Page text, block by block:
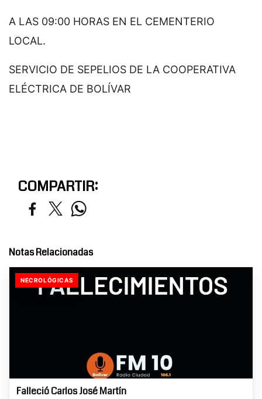
A LAS 09:00 HORAS EN EL CEMENTERIO
LOCAL.
SERVICIO DE SEPELIOS DE LA COOPERATIVA
ELÉCTRICA DE BOLÍVAR
COMPARTIR:
Notas Relacionadas
NECROLÓGICAS
Falleció Carlos José Martín